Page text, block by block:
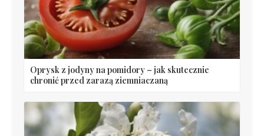
Oprysk z jodyny na pomidory – jak skutecznie
chronić przed zarazą ziemniaczaną